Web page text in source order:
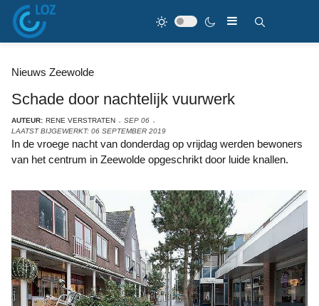
Nieuws Zeewolde
Schade door nachtelijk vuurwerk
AUTEUR: RENE VERSTRATEN
SEP 06
LAATST BIJGEWERKT: 06 SEPTEMBER 2019
In de vroege nacht van donderdag op vrijdag werden bewoners
van het centrum in Zeewolde opgeschrikt door luide knallen.